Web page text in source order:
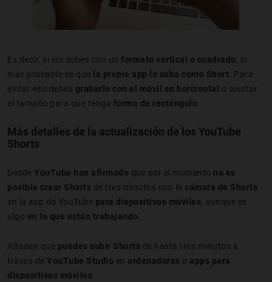
Es decir, si los subes con un formato vertical o cuadrado , lo
más probable es que
la propia app lo suba como Short. Para
evitar eso debes grabarlo con el móvil en horizontal
o ajustar
el tamaño para que tenga forma de rectángulo
Más detalles de la actualización de los YouTube
Shorts
Desde YouTube han afirmado que por el momento no es
posible crear Shorts de tres minutos con la cámara de Shorts
en la app de YouTube para dispositivos móviles , aunque es
algo en lo que están trabajando.
Añaden que puedes subir Shorts de hasta tres minutos a
través de YouTube Studio en ordenadores o apps para
dispositivos móviles